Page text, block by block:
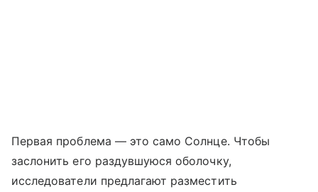
Первая проблема — это само Солнце. Чтобы
заслонить его раздувшуюся оболочку,
исследователи предлагают разместить